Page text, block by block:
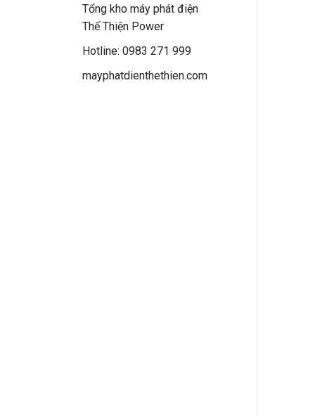
Tổng kho máy phát điện
Thế Thiện Power
Hotline: 0983 271 999
mayphatdienthethien.com